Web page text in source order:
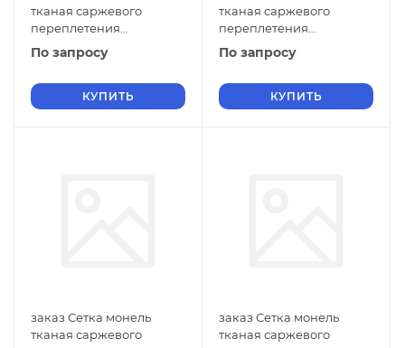
тканая саржевого
переплетения
двусторонняя
фильтровая 0,9х0,14 мм
ячейки
По запросу
КУПИТЬ
тканая саржевого
переплетения
двусторонняя
фильтровая 0,8х0,6 мм
ячейки
По запросу
КУПИТЬ
заказ Сетка монель
тканая саржевого
заказ Сетка монель
тканая саржевого